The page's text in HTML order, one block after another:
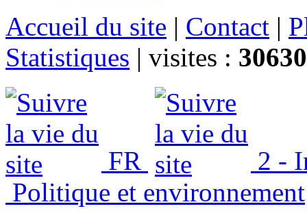
Accueil du site | Contact |
Statistiques | visites :
FR
2 -
Politique et environnement